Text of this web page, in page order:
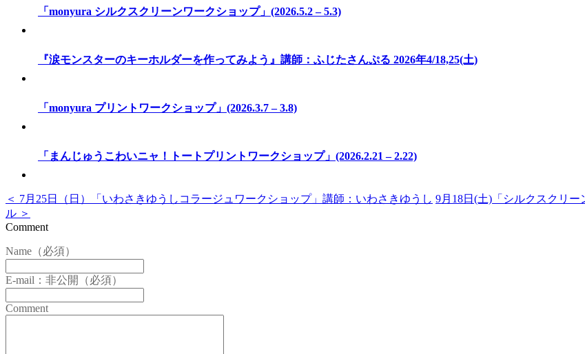
「monyura シルクスクリーンワークショップ」(2026.5.2 – 5.3)
『涙モンスターのキーホルダーを作ってみよう』講師：ふじたさんぷる 2026年4/18,25(土)
「monyura プリントワークショップ」(2026.3.7 – 3.8)
「まんじゅうこわいニャ！トートプリントワークショップ」(2026.2.21 – 2.22)
＜ 7月25日（日）「いわさきゆうしコラージュワークショップ」講師：いわさきゆうし 9月18日(土)「シルクスクリ
ル ＞
Comment
Name（必須）
E-mail：非公開（必須）
Comment